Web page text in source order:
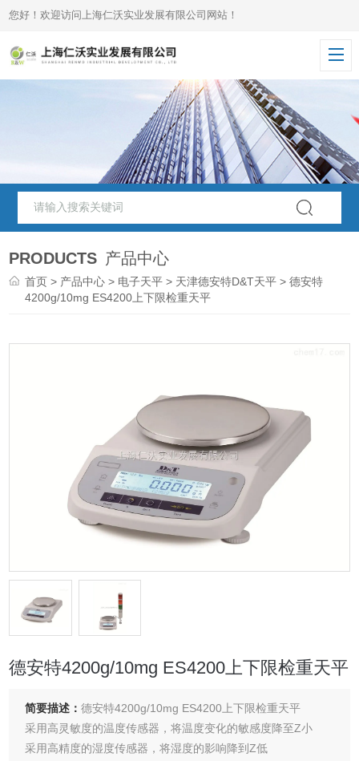
您好！欢迎访问上海仁沃实业发展有限公司网站！
PRODUCTS 产品中心
首页 > 产品中心 > 电子天平 > 天津德安特D&T天平 > 德安特
4200g/10mg ES4200上下限检重天平
德安特4200g/10mg ES4200上下限检重天平
简要描述：德安特4200g/10mg ES4200上下限检重天平
采用高灵敏度的温度传感器，将温度变化的敏感度降至Z小
采用高精度的湿度传感器，将湿度的影响降到Z低